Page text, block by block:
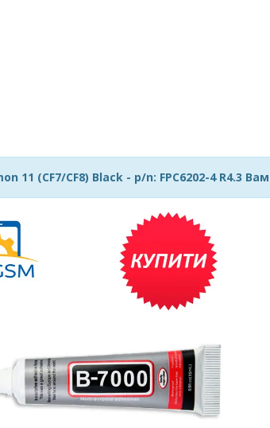
(CF7/CF8) Black - p/n: FPC6202-4 R4.3